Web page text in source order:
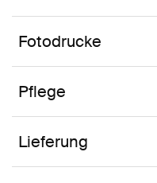
Fotodrucke
Pflege
Lieferung